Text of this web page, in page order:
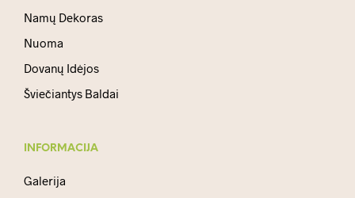
Namų Dekoras
Nuoma
Dovanų Idėjos
Šviečiantys Baldai
INFORMACIJA
Galerija